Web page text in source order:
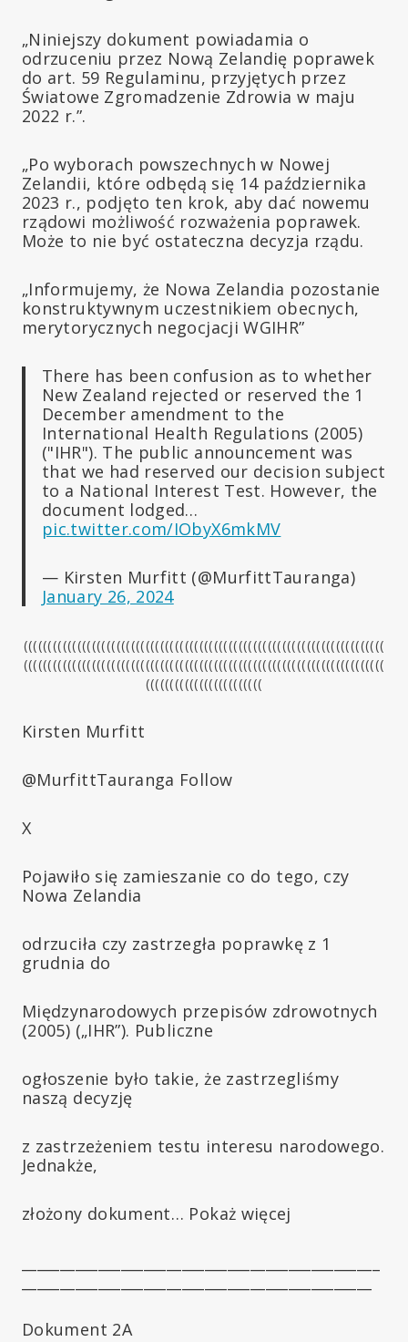
„Niniejszy dokument powiadamia o
odrzuceniu przez Nową Zelandię poprawek
do art. 59 Regulaminu, przyjętych przez
Światowe Zgromadzenie Zdrowia w maju
2022 r.”.
„Po wyborach powszechnych w Nowej
Zelandii, które odbędą się 14 października
2023 r., podjęto ten krok, aby dać nowemu
rządowi możliwość rozważenia poprawek.
Może to nie być ostateczna decyzja rządu.
„Informujemy, że Nowa Zelandia pozostanie
konstruktywnym uczestnikiem obecnych,
merytorycznych negocjacji WGIHR”
There has been confusion as to whether
New Zealand rejected or reserved the 1
December amendment to the
International Health Regulations (2005)
("IHR"). The public announcement was
that we had reserved our decision subject
to a National Interest Test. However, the
document lodged…
pic.twitter.com/IObyX6mkMV
— Kirsten Murfitt (@MurfittTauranga)
January 26, 2024
((((((((((((((((((((((((((((((((((((((((((((((((((((((((((((((((((((((((((
((((((((((((((((((((((((((((((((((((((((((((((((((((((((((((((((((((((((((
((((((((((((((((((((((((
Kirsten Murfitt
@MurfittTauranga Follow
X
Pojawiło się zamieszanie co do tego, czy
Nowa Zelandia
odrzuciła czy zastrzegła poprawkę z 1
grudnia do
Międzynarodowych przepisów zdrowotnych
(2005) („IHR”). Publiczne
ogłoszenie było takie, że zastrzegliśmy
naszą decyzję
z zastrzeżeniem testu interesu narodowego.
Jednakże,
złożony dokument… Pokaż więcej
Dokument 2A